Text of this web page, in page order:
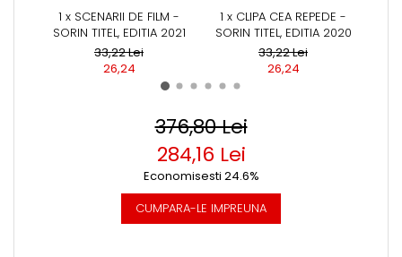
1 x SCENARII DE FILM -
SORIN TITEL, EDITIA 2021
33,22 Lei
26,24
1 x CLIPA CEA REPEDE -
SORIN TITEL, EDITIA 2020
33,22 Lei
26,24
376,80 Lei
284,16 Lei
Economisesti 24.6%
CUMPARA-LE IMPREUNA